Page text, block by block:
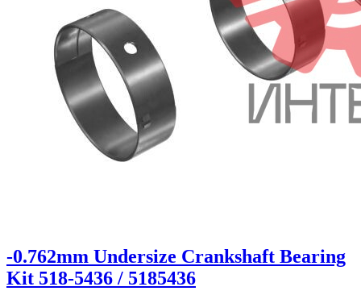
-0.762mm Undersize Crankshaft Bearing
Kit 518-5436 / 5185436